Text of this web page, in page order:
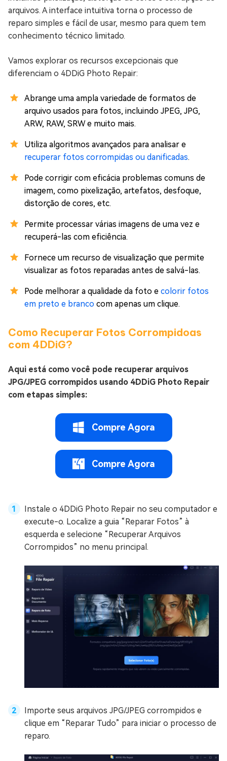
arquivos. A interface intuitiva torna o processo de
reparo simples e fácil de usar, mesmo para quem tem
conhecimento técnico limitado.
Vamos explorar os recursos excepcionais que
diferenciam o 4DDiG Photo Repair:
Abrange uma ampla variedade de formatos de
arquivo usados para fotos, incluindo JPEG, JPG,
ARW, RAW, SRW e muito mais.
Utiliza algoritmos avançados para analisar e
recuperar fotos corrompidas ou danificadas.
Pode corrigir com eficácia problemas comuns de
imagem, como pixelização, artefatos, desfoque,
distorção de cores, etc.
Permite processar várias imagens de uma vez e
recuperá-las com eficiência.
Fornece um recurso de visualização que permite
visualizar as fotos reparadas antes de salvá-las.
Pode melhorar a qualidade da foto e colorir fotos
em preto e branco com apenas um clique.
Como Recuperar Fotos Corrompidoas
com 4DDiG?
Aqui está como você pode recuperar arquivos
JPG/JPEG corrompidos usando 4DDiG Photo Repair
com etapas simples:
Compre Agora
Compre Agora
Instale o 4DDiG Photo Repair no seu computador e
execute-o. Localize a guia “Reparar Fotos” à
esquerda e selecione “Recuperar Arquivos
Corrompidos” no menu principal.
Importe seus arquivos JPG/JPEG corrompidos e
clique em “Reparar Tudo” para iniciar o processo de
reparo.